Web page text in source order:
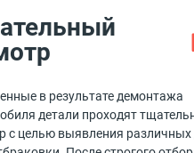
в результате демонтажа
детали проходят
с целью выявления различных